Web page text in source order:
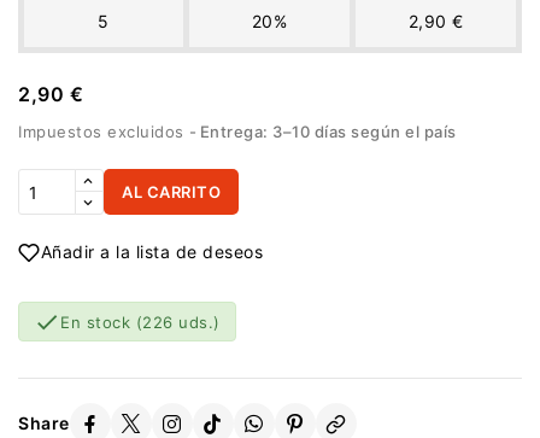
5 20% 2,90 €
2,90 €
Impuestos excluidos Entrega: 3–10 días según el país
AL CARRITO
Añadir a la lista de deseos
 En stock (226 uds.)
Share